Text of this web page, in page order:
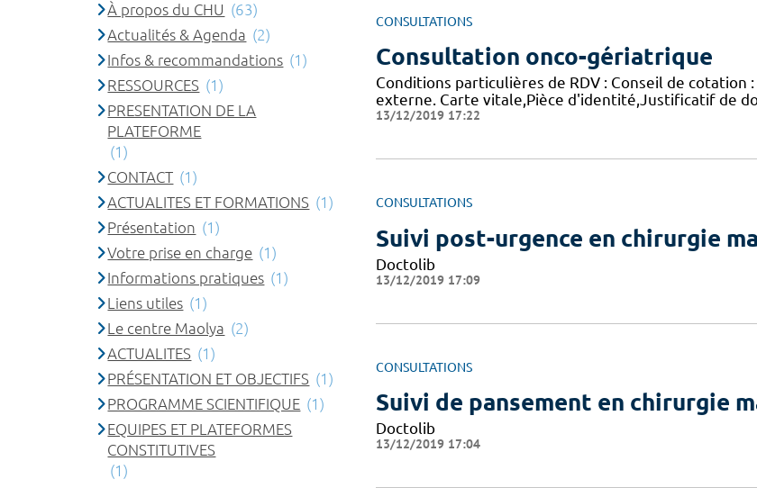
CONSULTATIONS
Consultation onco-gériatrique
Conditions particulières de RDV : Conseil de cotation
externe. Carte vitale,Pièce d'identité,Justificatif de
13/12/2019 17:22
CONSULTATIONS
Suivi post-urgence en chirurgie
Doctolib
13/12/2019 17:09
CONSULTATIONS
Suivi de pansement en chirurgie
Doctolib
13/12/2019 17:04
À propos du CHU (63)
Actualités & Agenda (2)
Infos & recommandations (1)
RESSOURCES (1)
PRESENTATION DE LA
PLATEFORME
(1)
CONTACT (1)
ACTUALITES ET FORMATIONS (1)
Présentation (1)
Votre prise en charge (1)
Informations pratiques (1)
Liens utiles (1)
Le centre Maolya (2)
ACTUALITES (1)
PRÉSENTATION ET OBJECTIFS (1)
PROGRAMME SCIENTIFIQUE (1)
EQUIPES ET PLATEFORMES
CONSTITUTIVES
(1)